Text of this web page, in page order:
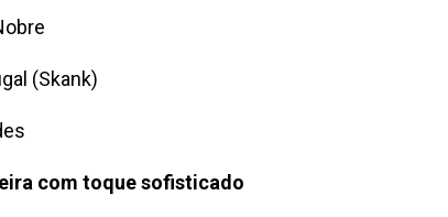
(Skank)
com toque sofisticado